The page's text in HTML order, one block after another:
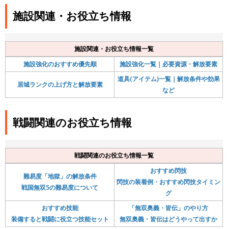
施設関連・お役立ち情報
施設関連・お役立ち情報一覧
施設強化のおすすめ優先順
施設強化一覧｜必要資源・解放要素
居城ランクの上げ方と解放要素
道具(アイテム)一覧｜解放条件や効果
など
戦闘関連のお役立ち情報
戦闘関連のお役立ち情報一覧
難易度「地獄」の解放条件
戦国無双5の難易度について
おすすめ閃技
閃技の装着例・おすすめ閃技タイミン
グ
おすすめ技能
装備すると戦闘に役立つ技能セット
「無双奥義・皆伝」のやり方
無双奥義・皆伝はどうやって出すか